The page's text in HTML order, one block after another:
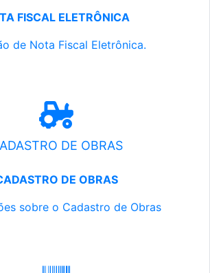
FISCAL ELETRÔNICA
de Nota Fiscal Eletrônica.
DE OBRAS
DE OBRAS
sobre o Cadastro de Obras